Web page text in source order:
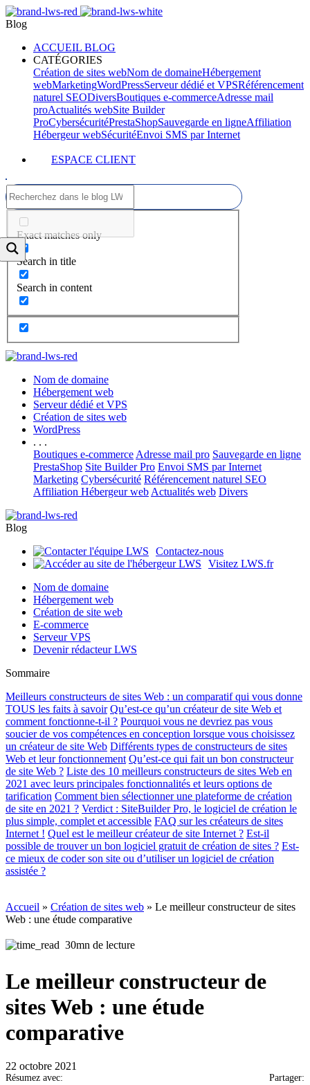
Blog
ACCUEIL BLOG
CATÉGORIES
Création de sites webNom de domaineHébergement
webMarketingWordPressServeur dédié et VPSRéférencement
naturel SEODiversBoutiques e-commerceAdresse mail
proActualités webSite Builder
ProCybersécuritéPrestaShopSauvegarde en ligneAffiliation
Hébergeur webSécuritéEnvoi SMS par Internet
ESPACE CLIENT
Exact matches only
Search in title
Search in content
Nom de domaine
Hébergement web
Serveur dédié et VPS
Création de sites web
WordPress
. . .
Boutiques e-commerce Adresse mail pro Sauvegarde en ligne
PrestaShop Site Builder Pro Envoi SMS par Internet
Marketing Cybersécurité Référencement naturel SEO
Affiliation Hébergeur web Actualités web Divers
Blog
Contactez-nous
Visitez LWS.fr
Nom de domaine
Hébergement web
Création de site web
E-commerce
Serveur VPS
Devenir rédacteur LWS
Sommaire
Meilleurs constructeurs de sites Web : un comparatif qui vous donne
TOUS les faits à savoir Qu’est-ce qu’un créateur de site Web et
comment fonctionne-t-il ? Pourquoi vous ne devriez pas vous
soucier de vos compétences en conception lorsque vous choisissez
un créateur de site Web Différents types de constructeurs de sites
Web et leur fonctionnement Qu’est-ce qui fait un bon constructeur
de site Web ? Liste des 10 meilleurs constructeurs de sites Web en
2021 avec leurs principales fonctionnalités et leurs options de
tarification Comment bien sélectionner une plateforme de création
de site en 2021 ? Verdict : SiteBuilder Pro, le logiciel de création le
plus simple, complet et accessible FAQ sur les créateurs de sites
Internet ! Quel est le meilleur créateur de site Internet ? Est-il
possible de trouver un bon logiciel gratuit de création de sites ? Est-
ce mieux de coder son site ou d’utiliser un logiciel de création
assistée ?
Accueil » Création de sites web » Le meilleur constructeur de sites
Web : une étude comparative
30mn de lecture
Le meilleur constructeur de
sites Web : une étude
comparative
22 octobre 2021
Résumez avec: Partager: